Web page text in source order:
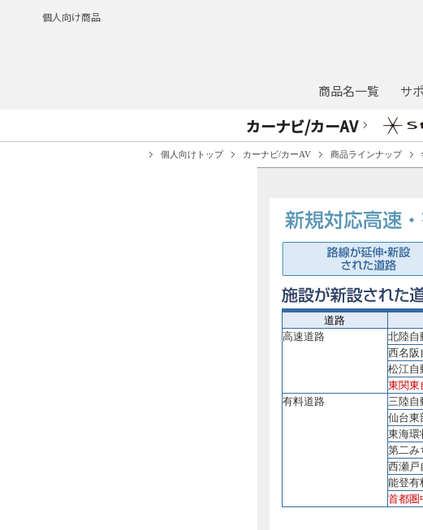
個人向け商品
商品名一覧 サ
カーナビ/カーAV
個人向けトップ カーナビ/カーAV 商品ラインナップ
道路
高速道路
北陸自
西名阪
松江自
東関東
有料道路
三陸自
仙台東
東海環
第二み
西瀬戸
能登有
首都圏